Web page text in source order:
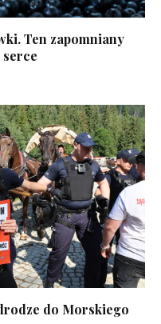
Ten zapomniany
do Morskiego